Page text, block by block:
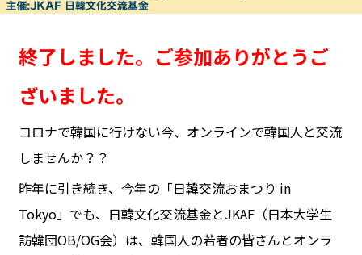
終了しました。ご参加ありがとうご
ざいました。
コロナで韓国に行けない今、オンラインで韓国人と交流
しませんか？？
昨年に引き続き、今年の「日韓交流おまつり in
Tokyo」でも、日韓文化交流基金とJKAF（日本大学生
訪韓団OB/OG会）は、韓国人の若者の皆さんとオンラ